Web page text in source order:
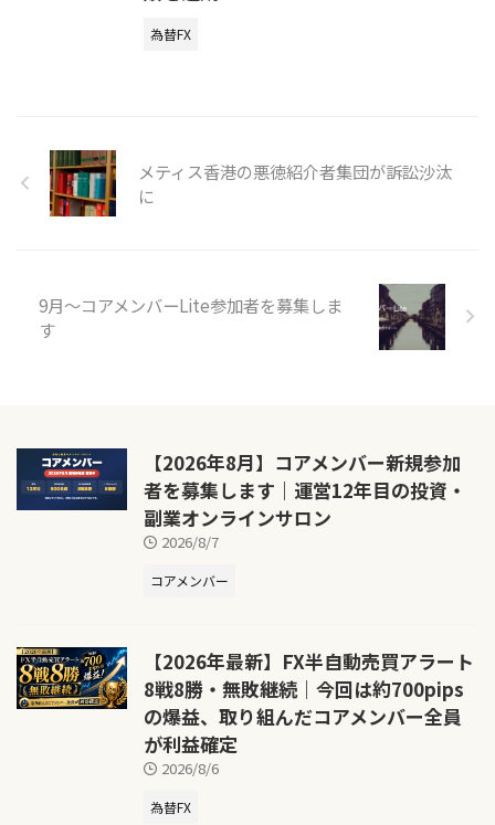
為替FX
メティス香港の悪徳紹介者集団が訴訟沙汰
に
9月〜コアメンバーLite参加者を募集しま
す
【2026年8月】コアメンバー新規参加
者を募集します｜運営12年目の投資・
副業オンラインサロン
2026/8/7
コアメンバー
【2026年最新】FX半自動売買アラート
8戦8勝・無敗継続｜今回は約700pips
の爆益、取り組んだコアメンバー全員
が利益確定
2026/8/6
為替FX